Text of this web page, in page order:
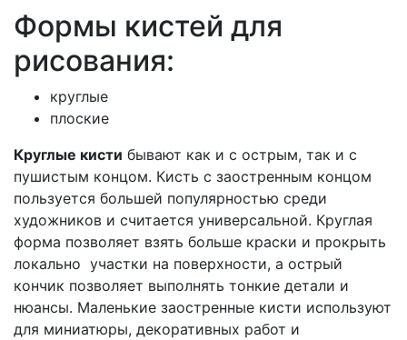
Формы кистей для
рисования:
круглые
плоские
Круглые кисти бывают как и с острым, так и с
пушистым концом. Кисть с заостренным концом
пользуется большей популярностью среди
художников и считается универсальной. Круглая
форма позволяет взять больше краски и прокрыть
локально участки на поверхности, а острый
кончик позволяет выполнять тонкие детали и
нюансы. Маленькие заостренные кисти используют
для миниатюры, декоративных работ и